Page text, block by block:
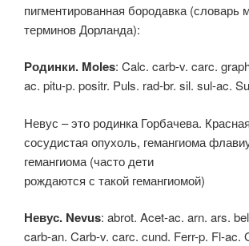
пигментированная бородавка (словарь
терминов Дорланда):
Родинки. Moles: Calc. carb-v. carc.
ac. pitu-p. positr. Puls. rad-br. sil. sul-ac.
Невус – это родинка Горбачева.
сосудистая опухоль, гемангиома
гемангиома (часто дети
рождаются с такой гемангиомой)
Невус. Nevus: abrot. Acet-ac. arn. ars.
carb-an. Carb-v. carc. cund. Ferr-p. Fl-ac.